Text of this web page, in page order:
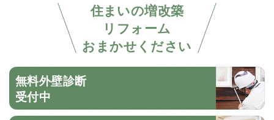
住まいの増改築
リフォーム
おまかせください
無料外壁診断
受付中